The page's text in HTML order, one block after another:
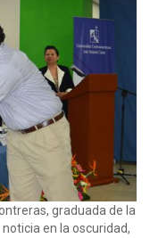
graduada de la
noticia en la oscuridad,